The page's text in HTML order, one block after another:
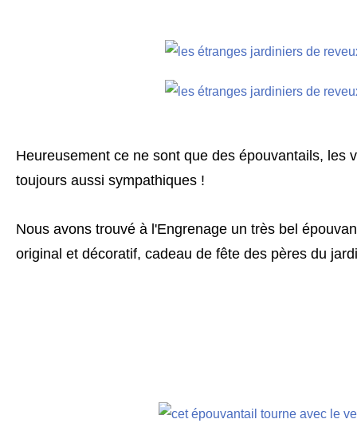
Heureusement ce ne sont que des épouvantails, les
toujours aussi sympathiques !
Nous avons trouvé à l'Engrenage un très bel
original et décoratif, cadeau de fête des pères du